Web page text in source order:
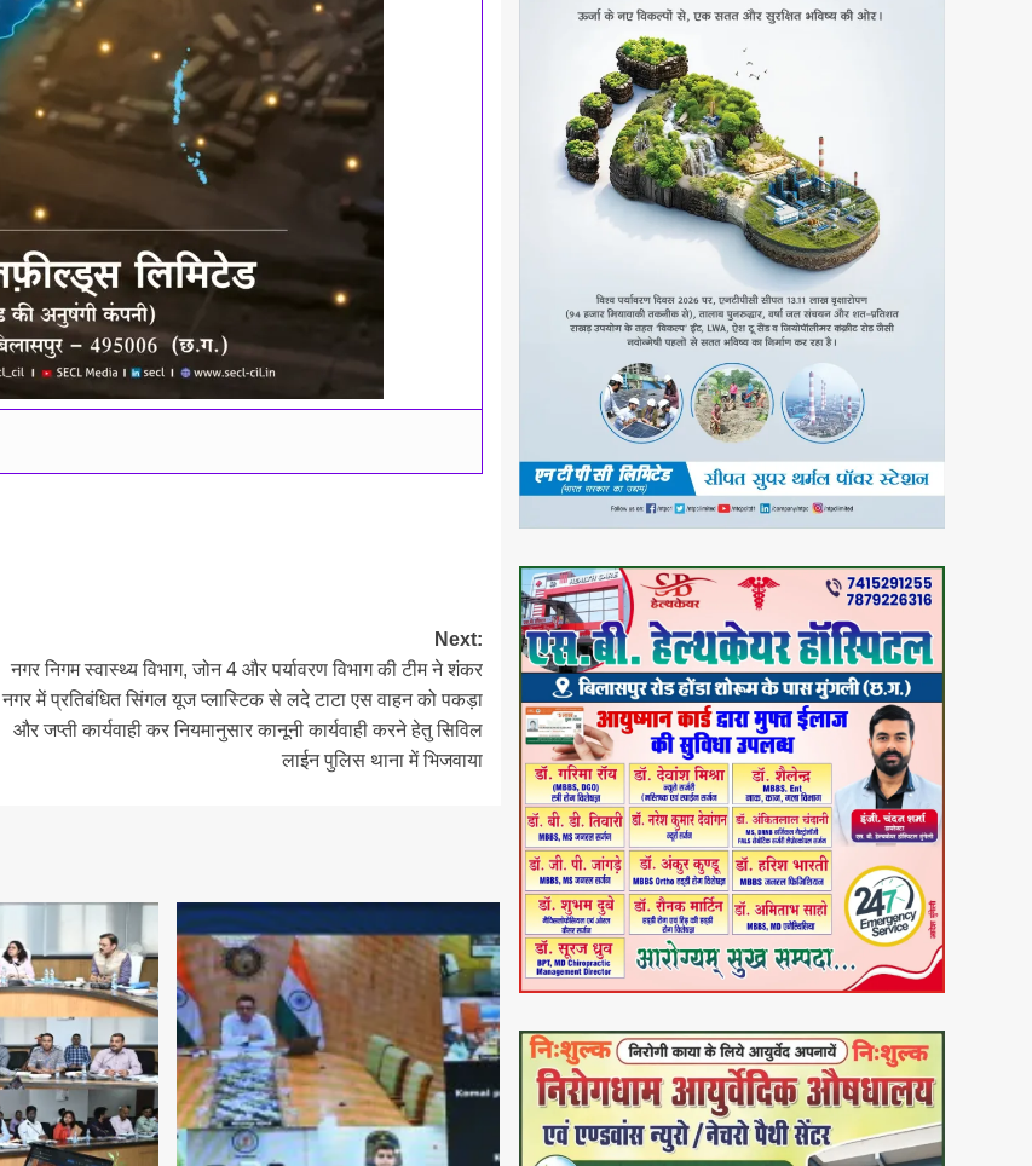
Next:
नगर निगम स्वास्थ्य विभाग, जोन 4 और पर्यावरण विभाग की टीम ने शंकर
नगर में प्रतिबंधित सिंगल यूज प्लास्टिक से लदे टाटा एस वाहन को पकड़ा
और जप्ती कार्यवाही कर नियमानुसार कानूनी कार्यवाही करने हेतु सिविल
लाईन पुलिस थाना में भिजवाया